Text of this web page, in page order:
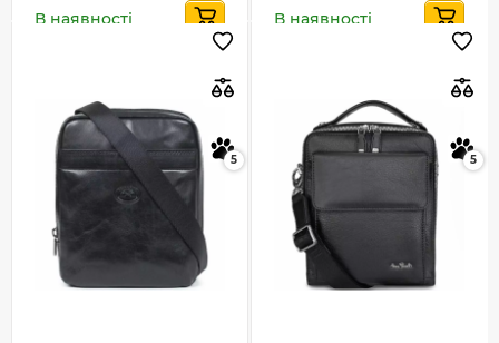
В наявності В наявності
5 5